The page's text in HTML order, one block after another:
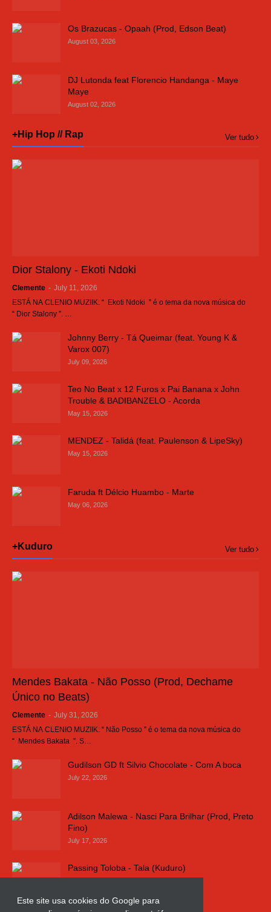
Este site usa cookies do Google para
Os Brazucas - Opaah (Prod, Edson Beat)
August 03, 2026
DJ Lutonda feat Florencio Handanga - Maye
Maye
August 02, 2026
+Hip Hop // Rap Ver tudo
Dior Stalony - Ekoti Ndoki
Clemente - July 11, 2026
ESTÁ NA CLENIO MUZIIK: “ Ekoti Ndoki ” é o tema da nova música do
“ Dior Stalony ”. …
Johnny Berry - Tá Queimar (feat. Young K &
Varox 007)
July 09, 2026
Teo No Beat x 12 Furos x Pai Banana x John
Trouble & BADIBANZELO - Acorda
May 15, 2026
MENDEZ - Talidá (feat. Paulenson & LipeSky)
May 15, 2026
Faruda ft Délcio Huambo - Marte
May 06, 2026
+Kuduro Ver tudo
Mendes Bakata - Não Posso (Prod, Dechame
Único no Beats)
Clemente - July 31, 2026
ESTÁ NA CLENIO MUZIIK: “ Não Posso ” é o tema da nova música do
“ Mendes Bakata ”. S…
Gudilson GD ft Silvio Chocolate - Com A boca
July 22, 2026
Adilson Malewa - Nasci Para Brilhar (Prod, Preto
Fino)
July 17, 2026
Passing Toloba - Tala (Kuduro)